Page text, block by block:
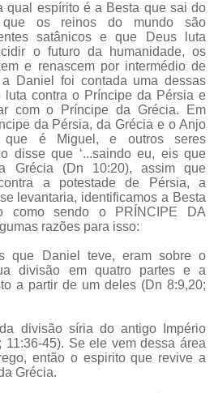
qual espírito é a Besta que sai do
que os reinos do mundo são
satânicos e que Deus luta
o futuro da humanidade, os
e renascem por intermédio de
a Daniel foi contada uma dessas
luta contra o Príncipe da Pérsia e
com o Príncipe da Grécia. Em
da Pérsia, da Grécia e o Anjo
que é Miguel, e outros seres
disse que ‘...saindo eu, eis que
Grécia (Dn 10:20), assim que
a potestade de Pérsia, a
levantaria, identificamos a Besta
como sendo o PRÍNCIPE DA
razões para isso:
que Daniel teve, eram sobre o
divisão em quatro partes e a
a partir de um deles (Dn 8:9,20;
divisão síria do antigo Império
11:36-45). Se ele vem dessa área
então o espirito que revive a
Grécia.